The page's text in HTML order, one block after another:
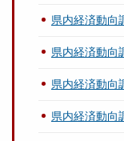
県内経済動向
県内経済動向
県内経済動向
県内経済動向